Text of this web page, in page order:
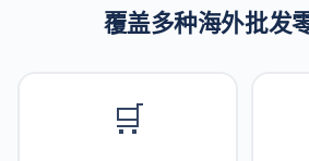
覆盖多种海外批发
🛒